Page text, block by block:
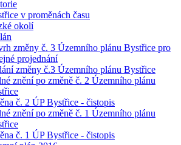
v proměnách času
okolí
změny č. 3 Územního plánu Bystřice pro
projednání
změny č.3 Územního plánu Bystřice
znění po změně č. 2 Územního plánu
č. 2 ÚP Bystřice - čistopis
znění po změně č. 1 Územního plánu
č. 1 ÚP Bystřice - čistopis